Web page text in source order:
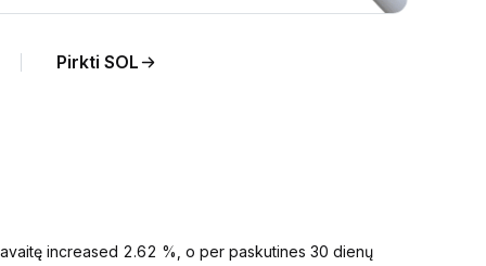
Pirkti SOL
increased 2.62 %, o per paskutines 30 dienų